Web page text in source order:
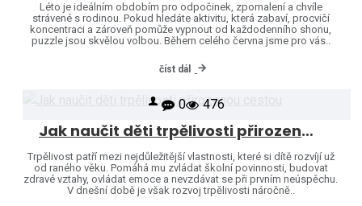
Léto je ideálním obdobím pro odpočinek, zpomalení a chvíle
strávené s rodinou. Pokud hledáte aktivitu, která zabaví, procvičí
koncentraci a zároveň pomůže vypnout od každodenního shonu,
puzzle jsou skvělou volbou. Během celého června jsme pro vás..
číst dál
0 476
Jak naučit děti trpělivosti přirozenou cestou
Trpělivost patří mezi nejdůležitější vlastnosti, které si dítě rozvíjí už
od raného věku. Pomáhá mu zvládat školní povinnosti, budovat
zdravé vztahy, ovládat emoce a nevzdávat se při prvním neúspěchu.
V dnešní době je však rozvoj trpělivosti náročně..